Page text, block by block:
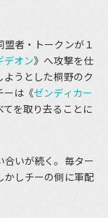
盟者・トークンが１
デオン》へ攻撃を仕
うとした桐野のク
ーは《ゼンディカー
を取り去ることに
いが続く。毎ター
かしチーの側に軍配